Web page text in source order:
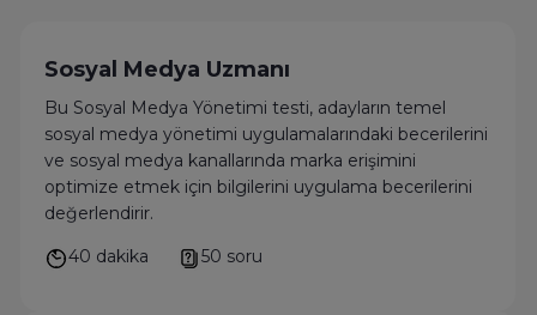
Sosyal Medya Uzmanı
Bu Sosyal Medya Yönetimi testi, adayların temel
sosyal medya yönetimi uygulamalarındaki becerilerini
ve sosyal medya kanallarında marka erişimini
optimize etmek için bilgilerini uygulama becerilerini
değerlendirir.
40 dakika
50 soru